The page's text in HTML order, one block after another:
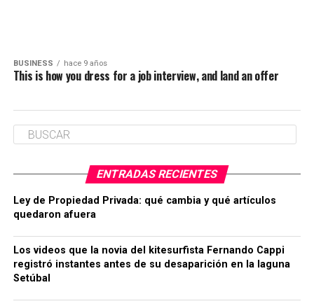
BUSINESS hace 9 años
This is how you dress for a job interview, and land an offer
ENTRADAS RECIENTES
Ley de Propiedad Privada: qué cambia y qué artículos
quedaron afuera
Los videos que la novia del kitesurfista Fernando Cappi
registró instantes antes de su desaparición en la laguna
Setúbal